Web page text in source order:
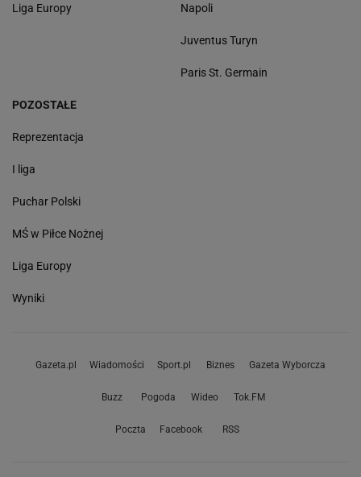
Liga Europy Napoli
Juventus Turyn
Paris St. Germain
POZOSTAŁE
Reprezentacja
I liga
Puchar Polski
MŚ w Piłce Nożnej
Liga Europy
Wyniki
Gazeta.pl Wiadomości Sport.pl Biznes Gazeta Wyborcza
Buzz Pogoda Wideo Tok.FM
Poczta Facebook RSS